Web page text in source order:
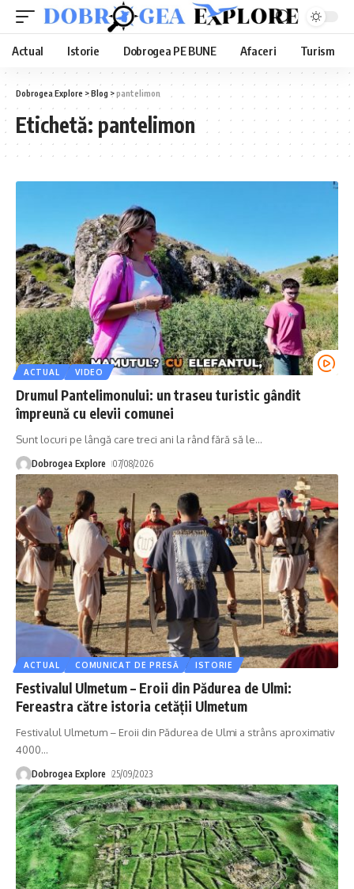
Actual Istorie Dobrogea PE BUNE Afaceri Turism
Dobrogea Explore >Blog >pantelimon
Etichetă: pantelimon
ACTUAL VIDEO
Drumul Pantelimonului: un traseu turistic gândit
împreună cu elevii comunei
Sunt locuri pe lângă care treci ani la rând fără să le…
Dobrogea Explore 07/08/2026
ACTUAL COMUNICAT DE PRESĂ ISTORIE
Festivalul Ulmetum – Eroii din Pădurea de Ulmi:
Fereastra către istoria cetății Ulmetum
Festivalul Ulmetum – Eroii din Pădurea de Ulmi a strâns aproximativ
4000…
Dobrogea Explore 25/09/2023